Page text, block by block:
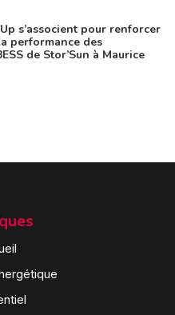
s’associent pour renforcer
performance des
de Stor’Sun à Maurice